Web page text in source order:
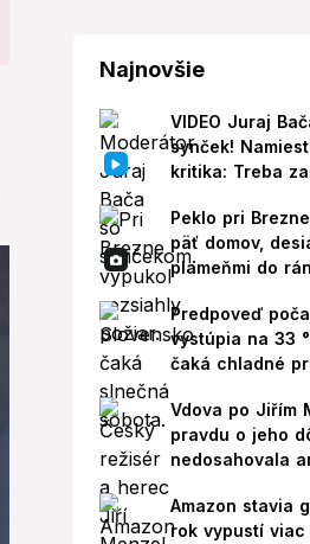
Najnovšie
VIDEO Juraj
synček!
kritika: Treba
Peklo pri
päť domov,
plameňmi do
Predpoveď
vystúpia na 33
čaká chladné
Vdova po Jiřím
pravdu o jeho
nedosahovala
Amazon stavia
rok vypustí